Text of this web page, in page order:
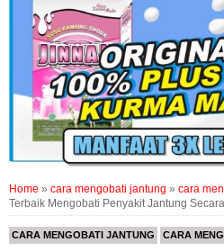
Home » cara mengobati jantung » cara
Terbaik Mengobati Penyakit Jantung
CARA MENGOBATI JANTUNG CARA